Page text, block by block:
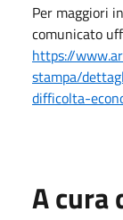
Per maggiori
comunicato
https://
stampa/
difficolta-
A cura